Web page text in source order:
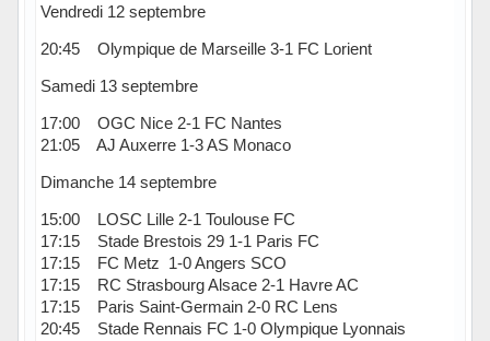
Vendredi 12 septembre
20:45 Olympique de Marseille 3-1 FC Lorient
Samedi 13 septembre
17:00 OGC Nice 2-1 FC Nantes
21:05 AJ Auxerre 1-3 AS Monaco
Dimanche 14 septembre
15:00 LOSC Lille 2-1 Toulouse FC
17:15 Stade Brestois 29 1-1 Paris FC
17:15 FC Metz 1-0 Angers SCO
17:15 RC Strasbourg Alsace 2-1 Havre AC
17:15 Paris Saint-Germain 2-0 RC Lens
20:45 Stade Rennais FC 1-0 Olympique Lyonnais